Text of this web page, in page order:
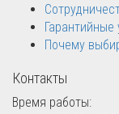
Гарантийные
Почему
Контакты
Время работы: